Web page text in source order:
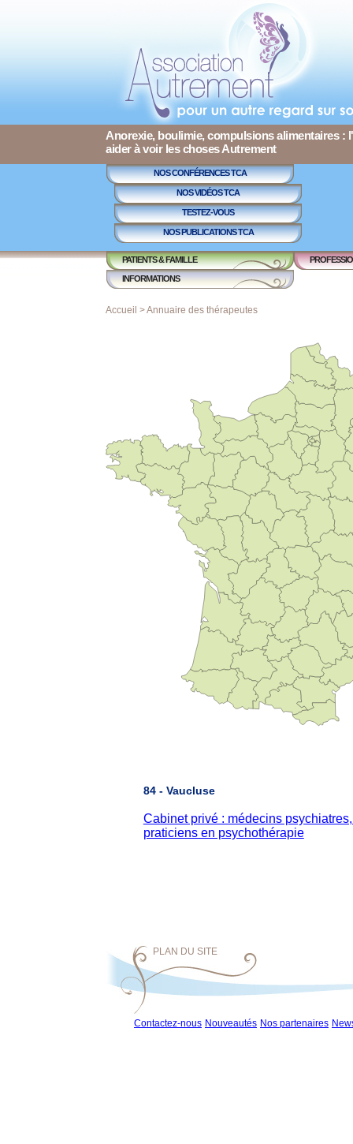
Anorexie, boulimie, compulsions alimentaires :
aider à voir les choses Autrement
NOS CONFÉRENCES TCA
NOS VIDÉOS TCA
TESTEZ-VOUS
NOS PUBLICATIONS TCA
PATIENTS & FAMILLE
INFORMATIONS
Accueil >Annuaire des thérapeutes
84 - Vaucluse
Cabinet privé : médecins
praticiens en psychothérapie
PLAN DU SITE
Contactez-nous Nouveautés Nos partenaires